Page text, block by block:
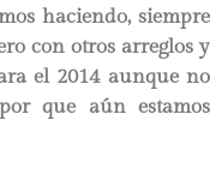
haciendo, siempre
con otros arreglos y
el 2014 aunque no
que aún estamos